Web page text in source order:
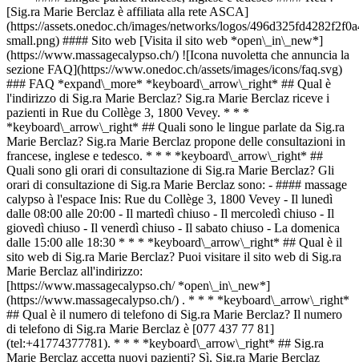
[Sig.ra Marie Berclaz è affiliata alla rete ASCA]
(https://assets.onedoc.ch/images/networks/logos/
small.png) #### Sito web [Visita il sito web *open\_in\_new*]
(https://www.massagecalypso.ch/) ![Icona nuvoletta che annuncia la
sezione FAQ](https://www.onedoc.ch/assets/images/icons/faq.svg)
### FAQ *expand\_more* *keyboard\_arrow\_right* ## Qual è
l'indirizzo di Sig.ra Marie Berclaz? Sig.ra Marie Berclaz riceve i
pazienti in Rue du Collège 3, 1800 Vevey. * * *
*keyboard\_arrow\_right* ## Quali sono le lingue parlate da Sig.ra
Marie Berclaz? Sig.ra Marie Berclaz propone delle consultazioni in
francese, inglese e tedesco. * * * *keyboard\_arrow\_right* ##
Quali sono gli orari di consultazione di Sig.ra Marie Berclaz? Gli
orari di consultazione di Sig.ra Marie Berclaz sono: - #### massage
calypso à l'espace Inis: Rue du Collège 3, 1800 Vevey - Il lunedì
dalle 08:00 alle 20:00 - Il martedì chiuso - Il mercoledì chiuso - Il
giovedì chiuso - Il venerdì chiuso - Il sabato chiuso - La domenica
dalle 15:00 alle 18:30 * * * *keyboard\_arrow\_right* ## Qual è il
sito web di Sig.ra Marie Berclaz? Puoi visitare il sito web di Sig.ra
Marie Berclaz all'indirizzo:
[https://www.massagecalypso.ch/ *open\_in\_new*]
(https://www.massagecalypso.ch/) . * * * *keyboard\_arrow\_right*
## Qual è il numero di telefono di Sig.ra Marie Berclaz? Il numero
di telefono di Sig.ra Marie Berclaz è [077 437 77 81]
(tel:+41774377781). * * * *keyboard\_arrow\_right* ## Sig.ra
Marie Berclaz accetta nuovi pazienti? Sì, Sig.ra Marie Berclaz